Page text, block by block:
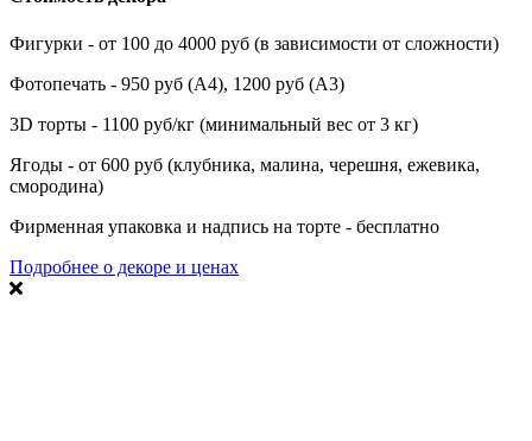
Фигурки - от 100 до 4000 руб (в зависимости от сложности)
Фотопечать - 950 руб (А4), 1200 руб (А3)
3D торты - 1100 руб/кг (минимальный вес от 3 кг)
Ягоды - от 600 руб (клубника, малина, черешня, ежевика,
смородина)
Фирменная упаковка и надпись на торте - бесплатно
Подробнее о декоре и ценах